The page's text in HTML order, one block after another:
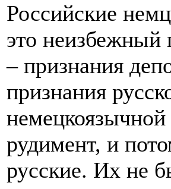
Российские
это неизбежный
– признания
признания
рудимент, и
русские. Их не